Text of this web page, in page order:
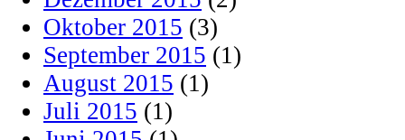
Oktober 2015 (3)
September 2015 (1)
August 2015 (1)
Juli 2015 (1)